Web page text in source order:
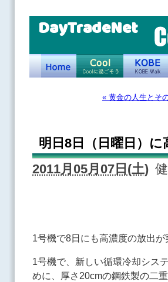
DayTradeNet
« 黄金の人生とそ
明日8日（日曜日）
2011月05月07日(土)
1号機で8日にも高濃度の放出が
1号機で、新しい循環冷却シス
めに、厚さ20cmの鋼鉄製の二